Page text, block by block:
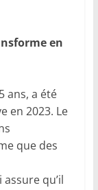
en
ans, a été
en 2023. Le
que des
qu’il